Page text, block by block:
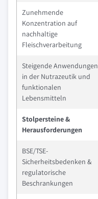
Zunehmende
Konzentration auf
nachhaltige
Fleischverarbeitung
Steigende Anwendungen
in der Nutrazeutik und
funktionalen
Lebensmitteln
Stolpersteine &
Herausforderungen
BSE/TSE-
Sicherheitsbedenken &
regulatorische
Beschrankungen